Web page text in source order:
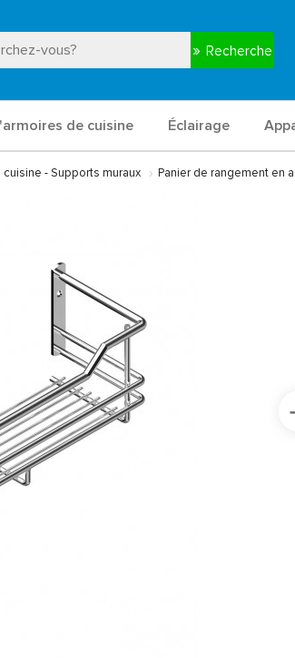
Recherche
de cuisine Éclairage
- Supports muraux Panier de rangement en